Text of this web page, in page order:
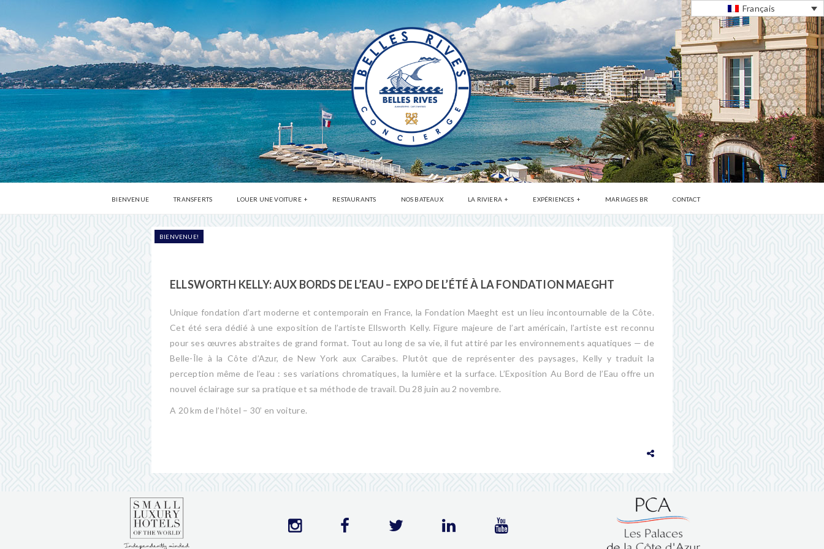
Français
BIENVENUE TRANSFERTS LOUER UNE VOITURE RESTAURANTS NOS BATEAUX LA RIVIERA EXPÉRIENCES MARIAGES BR CONTACT
BIENVENUE!
ELLSWORTH KELLY: AUX BORDS DE L’EAU – EXPO DE L’ÉTÉ À LA FONDATION MAEGHT
Unique fondation d’art moderne et contemporain en France, la Fondation Maeght est un lieu incontournable de la Côte.
Cet été sera dédié à une exposition de l’artiste Ellsworth Kelly. Figure majeure de l’art américain, l’artiste est reconnu
pour ses œuvres abstraites de grand format. Tout au long de sa vie, il fut attiré par les environnements aquatiques — de
Belle-Île à la Côte d’Azur, de New York aux Caraïbes. Plutôt que de représenter des paysages, Kelly y traduit la
perception même de l’eau : ses variations chromatiques, la lumière et la surface. L’Exposition Au Bord de l’Eau offre un
nouvel éclairage sur sa pratique et sa méthode de travail. Du 28 juin au 2 novembre.
A 20 km de l’hôtel – 30’ en voiture.